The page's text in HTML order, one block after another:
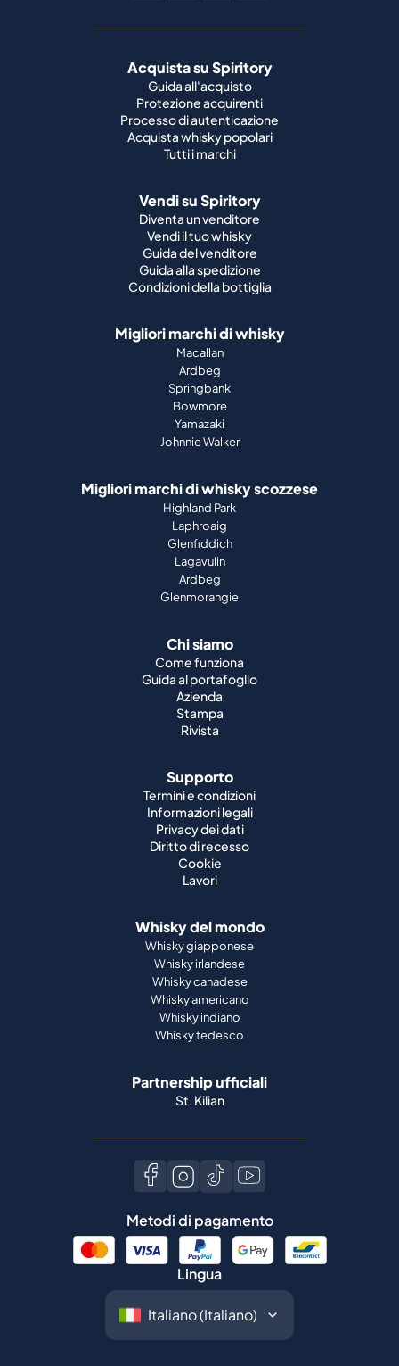
Acquista su Spiritory
Guida all'acquisto
Protezione acquirenti
Processo di autenticazione
Acquista whisky popolari
Tutti i marchi
Vendi su Spiritory
Diventa un venditore
Vendi il tuo whisky
Guida del venditore
Guida alla spedizione
Condizioni della bottiglia
Migliori marchi di whisky
Macallan
Ardbeg
Springbank
Bowmore
Yamazaki
Johnnie Walker
Migliori marchi di whisky scozzese
Highland Park
Laphroaig
Glenfiddich
Lagavulin
Ardbeg
Glenmorangie
Chi siamo
Come funziona
Guida al portafoglio
Azienda
Stampa
Rivista
Supporto
Termini e condizioni
Informazioni legali
Privacy dei dati
Diritto di recesso
Cookie
Lavori
Whisky del mondo
Whisky giapponese
Whisky irlandese
Whisky canadese
Whisky americano
Whisky indiano
Whisky tedesco
Partnership ufficiali
St. Kilian
Metodi di pagamento
Lingua